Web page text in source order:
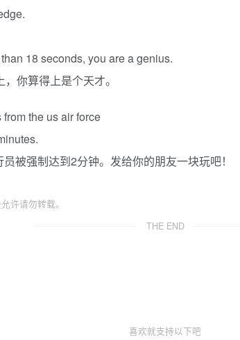
18 seconds, you are a genius.
你算得上是个天才。
the us air force
被强制达到2分钟。发给你的朋友一块玩吧！
许请勿转载。
THE END
喜欢就支持以下吧